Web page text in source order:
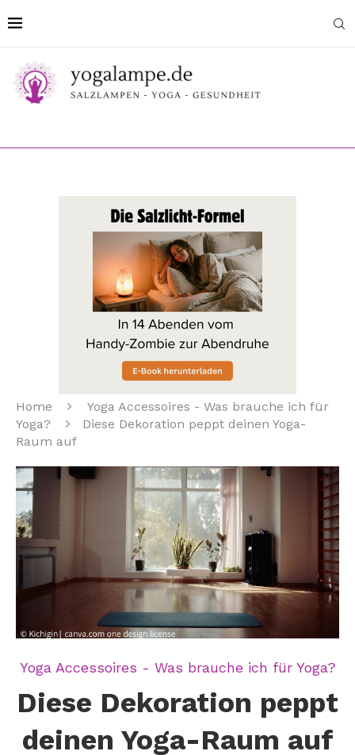
Home
Yoga Accessoires - Was brauche ich für
Yoga?
Diese Dekoration peppt deinen Yoga-
Raum auf
Yoga Accessoires - Was brauche ich für Yoga?
Diese Dekoration peppt
deinen Yoga-Raum auf